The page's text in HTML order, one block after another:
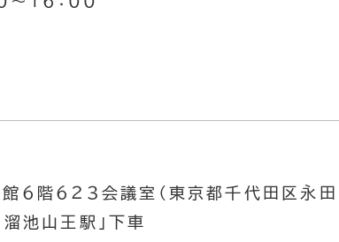
６階６２３会議室（東京都千代田区永田
溜池山王駅」下車